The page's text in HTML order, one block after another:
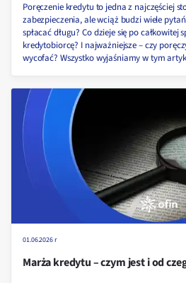
Poręczenie kredytu to jedna z najczęściej
zabezpieczenia, ale wciąż budzi wiele
spłacać długu? Co dzieje się po całkowitej
kredytobiorcę? I najważniejsze – czy
wycofać? Wszystko wyjaśniamy w tym
01.06.2026 r
Marża kredytu – czym jest i od